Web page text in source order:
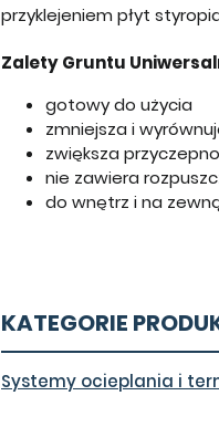
przyklejeniem płyt
Zalety Gruntu
gotowy do użycia
zmniejsza i
zwiększa
nie zawiera
do wnętrz i na
KATEGORIE
Systemy ocieplania i